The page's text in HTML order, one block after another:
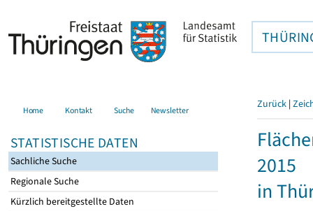
Home Kontakt Suche Newsletter
STATISTISCHE DATEN
Sachliche Suche
Regionale Suche
Kürzlich bereitgestellte Daten
Zurück |
2015
in